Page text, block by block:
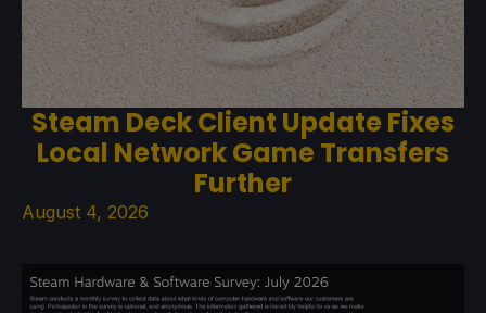
Steam Deck Client Update Fixes
Local Network Game Transfers
Further
August 4, 2026